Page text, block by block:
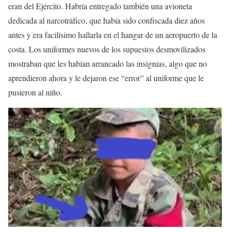
eran del Ejército. Habría entregado también una avioneta
dedicada al narcotráfico, que había sido confiscada diez años
antes y era facilísimo hallarla en el hangar de un aeropuerto de la
costa. Los uniformes nuevos de los supuestos desmovilizados
mostraban que les habían arrancado las insignias, algo que no
aprendieron ahora y le dejaron ese “error” al uniforme que le
pusieron al niño.